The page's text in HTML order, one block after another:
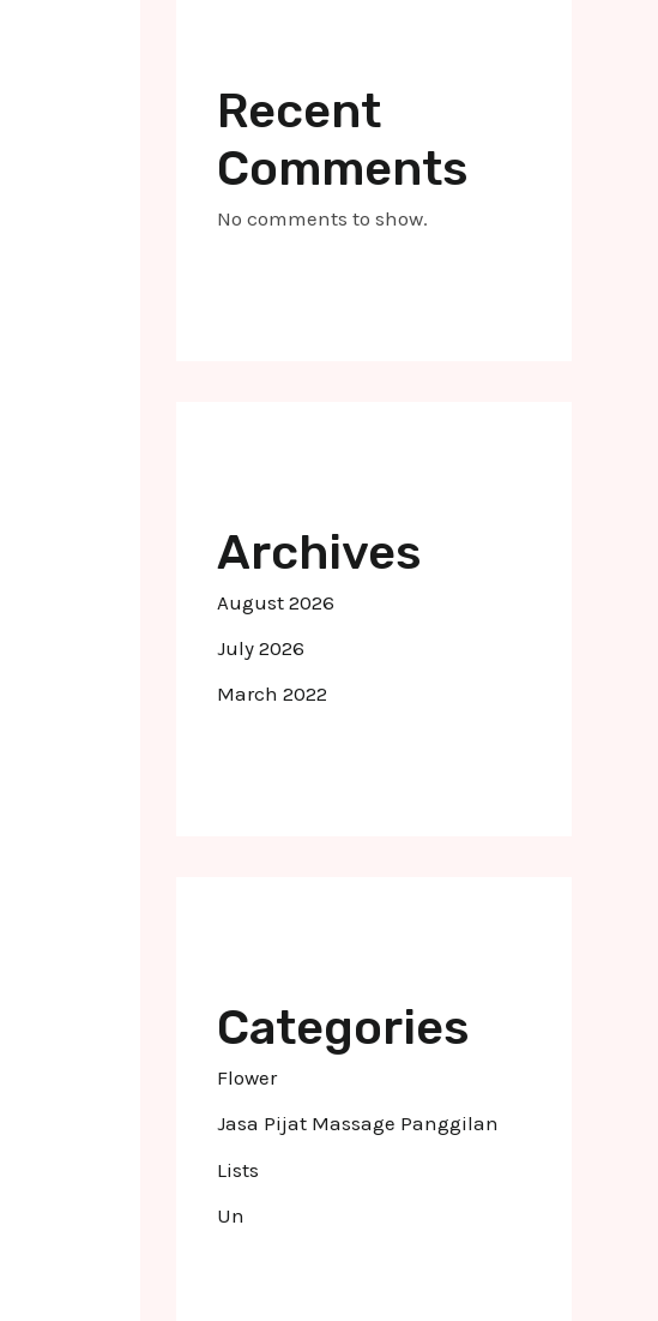
Recent
Comments
No comments to show.
Archives
August 2026
July 2026
March 2022
Categories
Flower
Jasa Pijat Massage Panggilan
Lists
Un